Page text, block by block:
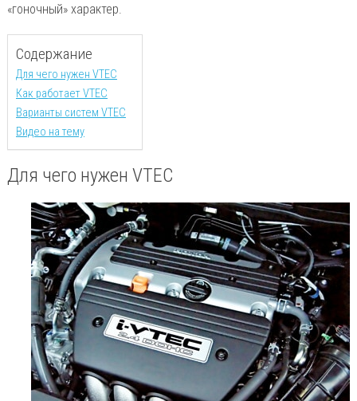
«гоночный» характер.
Содержание
Для чего нужен VTEC
Как работает VTEC
Варианты систем VTEC
Видео на тему
Для чего нужен VTEC